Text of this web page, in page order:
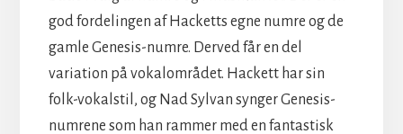
god fordelingen af Hacketts egne numre og de
gamle Genesis-numre. Derved får en del
variation på vokalområdet. Hackett har sin
folk-vokalstil, og Nad Sylvan synger Genesis-
numrene som han rammer med en fantastisk